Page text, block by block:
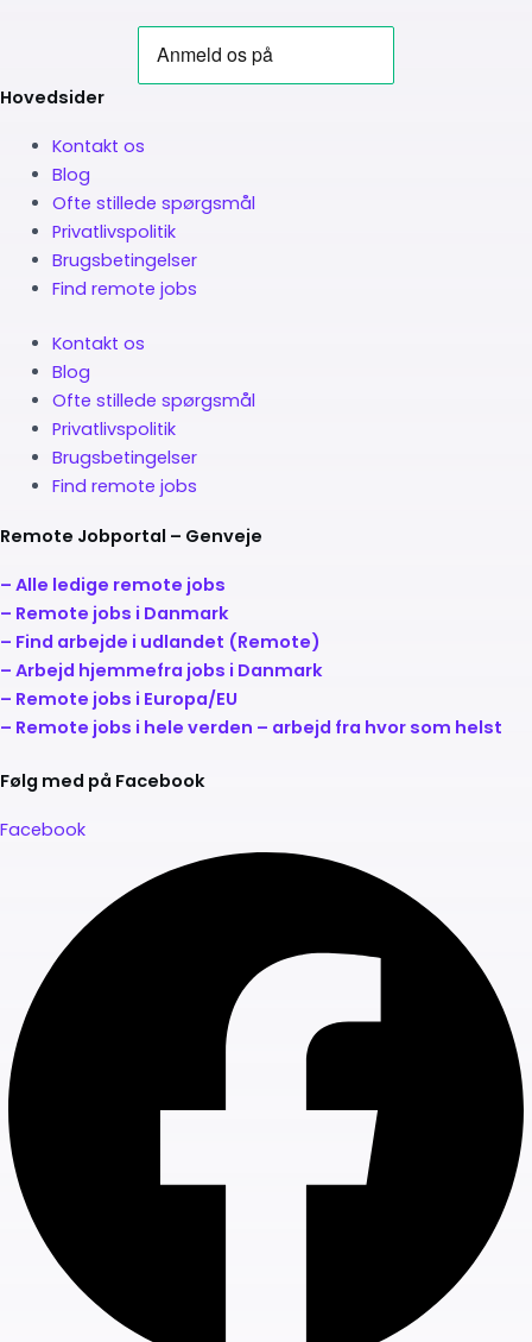
Hovedsider
Kontakt os
Blog
Ofte stillede spørgsmål
Privatlivspolitik
Brugsbetingelser
Find remote jobs
Kontakt os
Blog
Ofte stillede spørgsmål
Privatlivspolitik
Brugsbetingelser
Find remote jobs
Remote Jobportal – Genveje
– Alle ledige remote jobs
– Remote jobs i Danmark
– Find arbejde i udlandet (Remote)
– Arbejd hjemmefra jobs i Danmark
– Remote jobs i Europa/EU
– Remote jobs i hele verden – arbejd fra hvor som helst
Følg med på Facebook
Facebook